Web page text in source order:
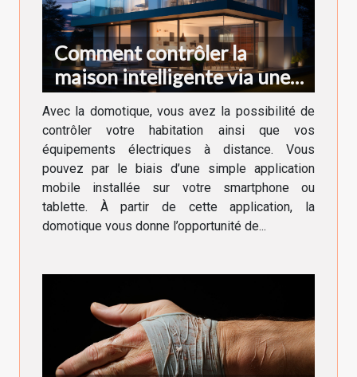
Comment contrôler la
maison intelligente via une
application ?
Avec la domotique, vous avez la possibilité de
contrôler votre habitation ainsi que vos
équipements électriques à distance. Vous
pouvez par le biais d’une simple application
mobile installée sur votre smartphone ou
tablette. À partir de cette application, la
domotique vous donne l’opportunité de...